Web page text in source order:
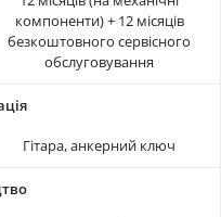
компоненти) + 12 місяців
безкоштовного сервісного
обслуговування
Гітара, анкерний ключ